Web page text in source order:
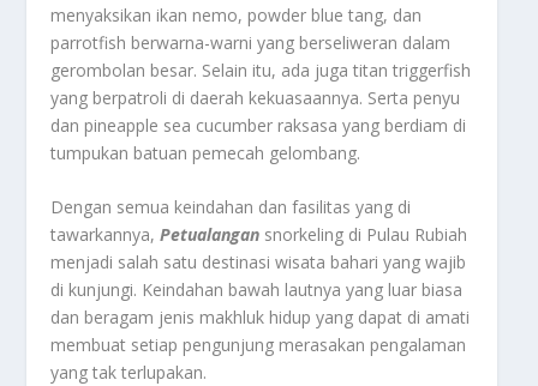
menyaksikan ikan nemo, powder blue tang, dan
parrotfish berwarna-warni yang berseliweran dalam
gerombolan besar. Selain itu, ada juga titan triggerfish
yang berpatroli di daerah kekuasaannya. Serta penyu
dan pineapple sea cucumber raksasa yang berdiam di
tumpukan batuan pemecah gelombang.
Dengan semua keindahan dan fasilitas yang di
tawarkannya,Petualangan snorkeling di Pulau Rubiah
menjadi salah satu destinasi wisata bahari yang wajib
di kunjungi. Keindahan bawah lautnya yang luar biasa
dan beragam jenis makhluk hidup yang dapat di amati
membuat setiap pengunjung merasakan pengalaman
yang tak terlupakan.